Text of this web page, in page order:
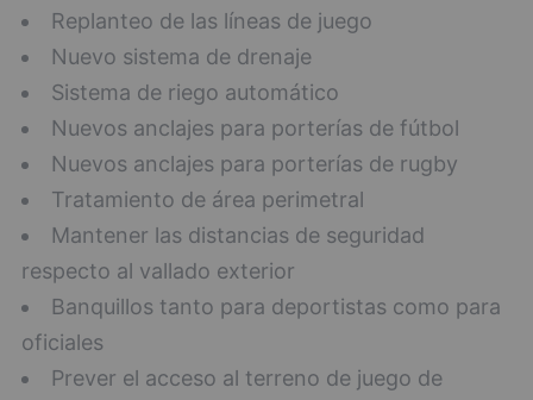
Replanteo de las líneas de juego
Nuevo sistema de drenaje
Sistema de riego automático
Nuevos anclajes para porterías de fútbol
Nuevos anclajes para porterías de rugby
Tratamiento de área perimetral
Mantener las distancias de seguridad
respecto al vallado exterior
Banquillos tanto para deportistas como para
oficiales
Prever el acceso al terreno de juego de